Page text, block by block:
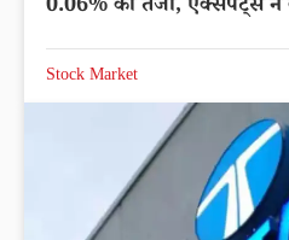
0.06% की तेजी, एक्सपर्ट्स
Stock Market